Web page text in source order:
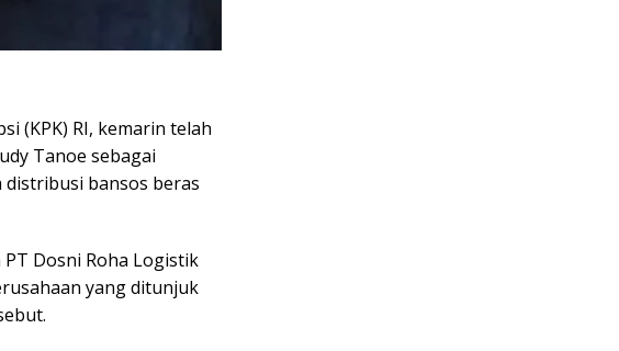
(KPK) RI, kemarin telah
Tanoe sebagai
bansos beras
Dosni Roha Logistik
yang ditunjuk